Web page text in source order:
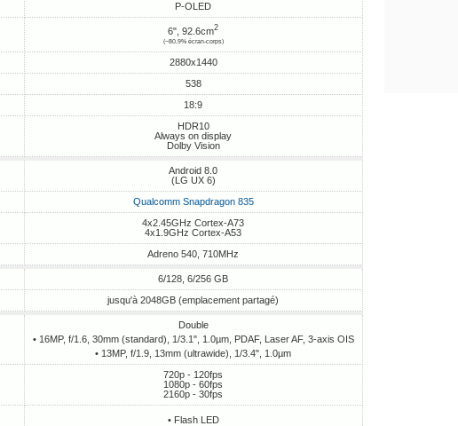
P-OLED
6", 92.6cm2
(~80.9% écran-corps)
2880x1440
538
18:9
HDR10
Always on display
Dolby Vision
Android 8.0
(LG UX 6)
Qualcomm Snapdragon 835
4x2.45GHz Cortex-A73
4x1.9GHz Cortex-A53
Adreno 540, 710MHz
6/128, 6/256 GB
jusqu'à 2048GB (emplacement partagé)
Double
• 16MP, f/1.6, 30mm (standard), 1/3.1", 1.0µm, PDAF, Laser AF, 3-axis OIS
• 13MP, f/1.9, 13mm (ultrawide), 1/3.4", 1.0µm
720p - 120fps
1080p - 60fps
2160p - 30fps
• Flash LED